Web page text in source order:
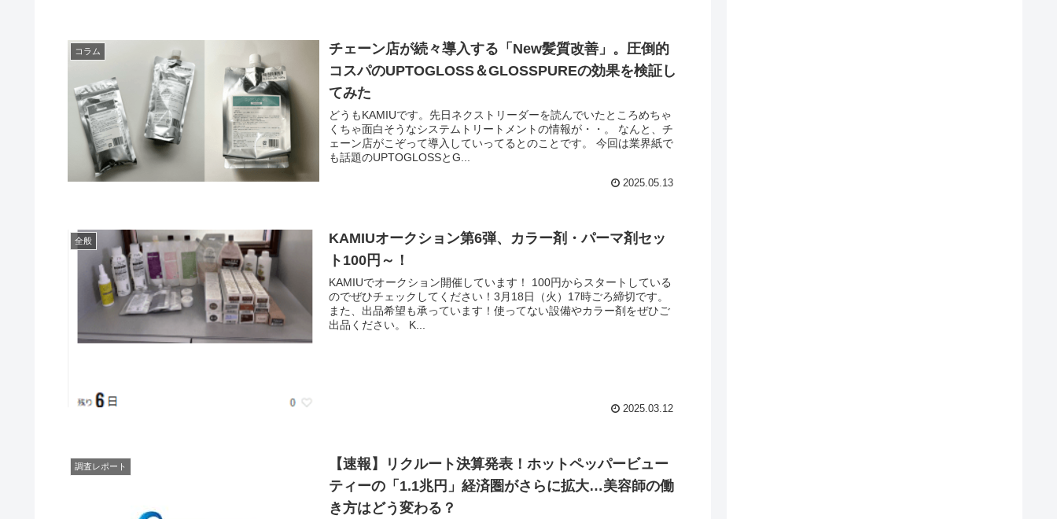
コラム
チェーン店が続々導入する「New髪質改善」。圧倒的
コスパのUPTOGLOSS＆GLOSSPUREの効果を検証し
てみた
どうもKAMIUです。先日ネクストリーダーを読んでいたところめちゃ
くちゃ面白そうなシステムトリートメントの情報が・・。 なんと、チ
ェーン店がこぞって導入していってるとのことです。 今回は業界紙で
も話題のUPTOGLOSSとG...
2025.05.13
全般
KAMIUオークション第6弾、カラー剤・パーマ剤セッ
ト100円～！
KAMIUでオークション開催しています！ 100円からスタートしている
のでぜひチェックしてください！3月18日（火）17時ごろ締切です。
また、出品希望も承っています！使ってない設備やカラー剤をぜひご
出品ください。 K...
2025.03.12
調査レポート
【速報】リクルート決算発表！ホットペッパービュー
ティーの「1.1兆円」経済圏がさらに拡大…美容師の働
き方はどう変わる？